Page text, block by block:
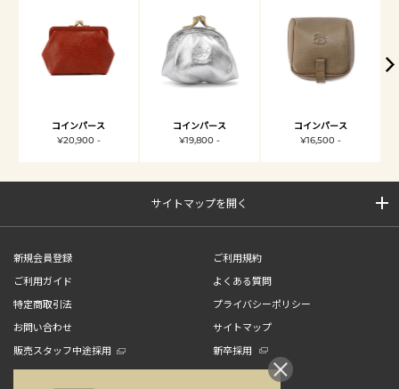
コインパース
¥20,900 -
コインパース
¥19,800 -
コインパース
¥16,500 -
サイトマップを開く
新規会員登録
ご利用規約
ご利用ガイド
よくある質問
特定商取引法
プライバシーポリシー
お問い合わせ
サイトマップ
販売スタッフ中途採用
新卒採用